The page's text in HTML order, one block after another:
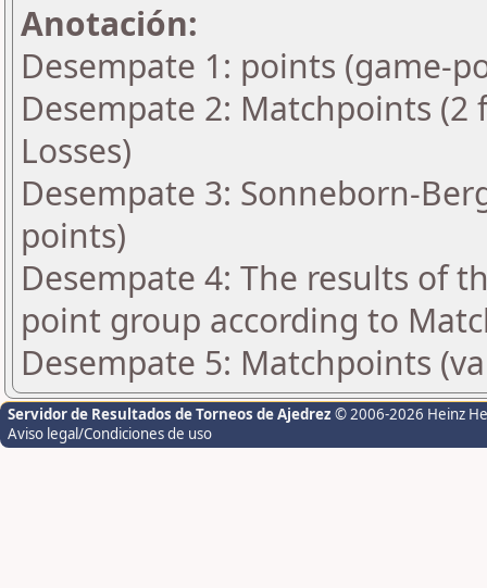
Anotación:
Desempate 1: points (game-
Desempate 2: Matchpoints
Losses)
Desempate 3: Sonneborn-
points)
Desempate 4: The results of
point group according to
Desempate 5: Matchpoints
Servidor de Resultados de Torneos de Ajedrez © 2006-2026 Heinz
Aviso legal/Condiciones de uso